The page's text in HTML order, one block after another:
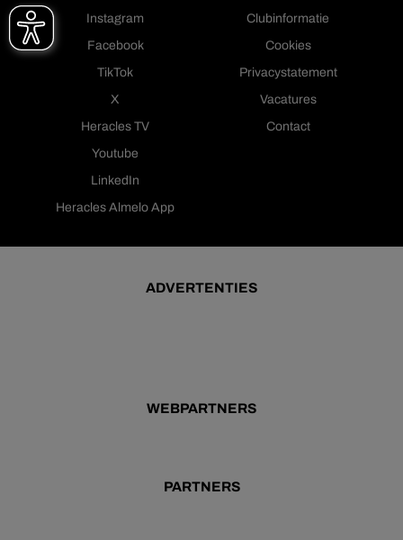
Instagram
Facebook
TikTok
X
Heracles TV
Youtube
LinkedIn
Heracles Almelo App
Clubinformatie
Cookies
Privacystatement
Vacatures
Contact
ADVERTENTIES